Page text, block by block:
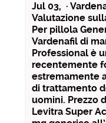
Jul 03, ·
Valutazione
Per pillola
Vardenafil di
Professional è
recentemente
estremamente
di trattamento
uomini. Prezzo
Levitra Super